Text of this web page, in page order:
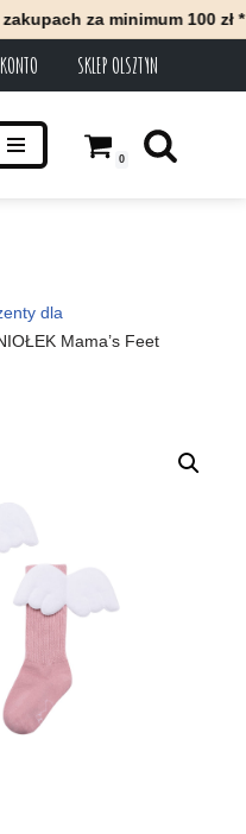
minimum 100 zł *
SKLEP OLSZTYN
0
dla
Mama’s Feet